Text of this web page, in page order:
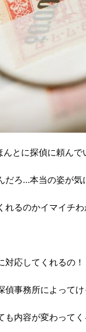
とに探偵に頼んで
だろ…本当の姿が気
るのかイマイチわ
応してくれるの！
事務所によってけ
内容が変わってく